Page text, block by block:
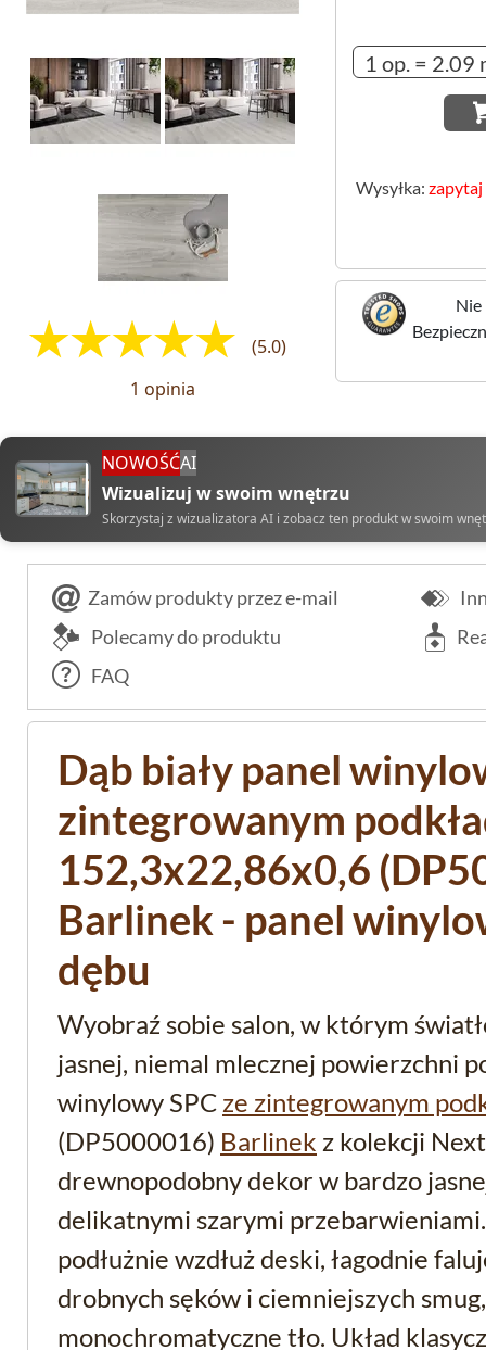
(5.0)
1 opinia
Wysyłka: zapytaj
Nie
NOWOŚĆAI
Wizualizuj w swoim wnętrzu
Skorzystaj z wizualizatora AI i zobacz ten produkt w swoim
Zamów produkty przez e-mail
Polecamy do produktu
FAQ
Dąb biały panel
zintegrowanym
152,3x22,86x0,6
Barlinek - panel
dębu
Wyobraź sobie salon, w którym
jasnej, niemal mlecznej powierzchni
winylowy SPC ze zintegrowanym
(DP5000016) Barlinek z kolekcji
drewnopodobny dekor w bardzo
delikatnymi szarymi
podłużnie wzdłuż deski, łagodnie
drobnych sęków i ciemniejszych
monochromatyczne tło. Układ